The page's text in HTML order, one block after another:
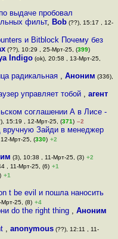
выдаче пробовал
фильт, Bob(??), 15:17 , 12-
и Bitblock Почему без
(??), 10:29 , 25-Мрт-25, (399)
Indigo(ok), 20:58 , 13-Мрт-25,
радикальная ,Аноним (336),
управляет тобой , агент
соглашении А в Лисе -
15:19 , 12-Мрт-25, (371) –2
вручную Зайди в менеджер
Мрт-25, (330) +2
(3), 10:38 , 11-Мрт-25, (3) +2
, 11-Мрт-25, (6) +1
+1
t be evil и пошла наносить
Мрт-25, (8) +4
do the right thing , Аноним
, anonymous(??), 12:11 , 11-